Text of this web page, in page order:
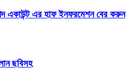
একাউন্ট এর হাফ ইনফরমেশন বের করুন
ছবিসহ